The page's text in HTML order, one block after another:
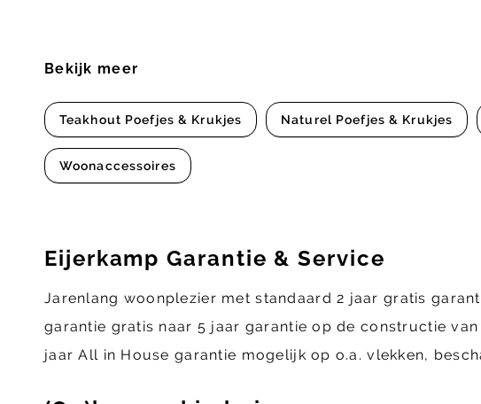
Bekijk meer
Teakhout Poefjes & Krukjes Naturel Poefjes & Krukjes
Woonaccessoires
Eijerkamp Garantie & Service
Jarenlang woonplezier met standaard 2 jaar gratis
garantie gratis naar 5 jaar garantie op de constructie
jaar All in House garantie mogelijk op o.a. vlekken,